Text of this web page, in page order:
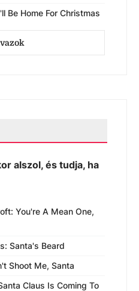
Be Home For Christmas
alszol, és tudja, ha
You're A Mean One,
Santa's Beard
Shoot Me, Santa
Claus Is Coming To